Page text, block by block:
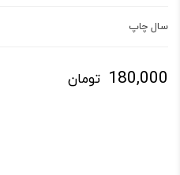
سال چاپ
180,000 تومان